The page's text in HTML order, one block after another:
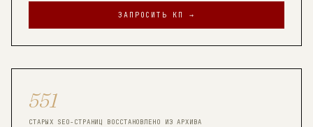
ЗАПРОСИТЬ КП →
551
СТАРЫХ SEO-СТРАНИЦ ВОССТАНОВЛЕНО ИЗ АРХИВА